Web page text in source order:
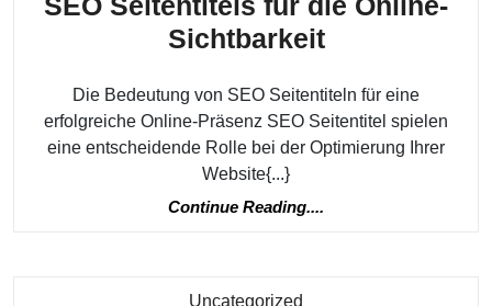
SichtbarkeitDie
eines
effektiven
Die Bedeutung von SEO Seitentiteln für eine
erfolgreiche Online-Präsenz SEO Seitentitel spielen
eine entscheidende Rolle bei der Optimierung Ihrer
Website{...}
Continue Reading....
Uncategorized